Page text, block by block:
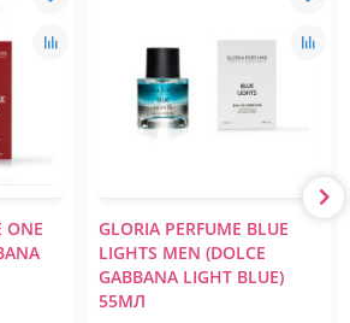
GLORIA PERFUME BLUE
LIGHTS MEN (DOLCE
GABBANA LIGHT BLUE)
55МЛ